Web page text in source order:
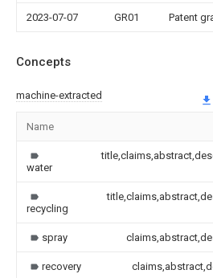
2023-07-07 GR01 Patent
Concepts
machine-extracted
Name
water
recycling
spray
recovery